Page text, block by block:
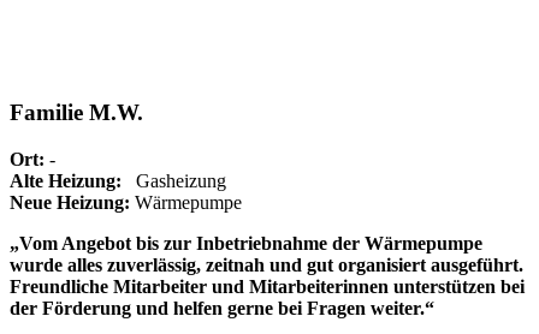
Familie M.W.
Ort: -
Alte Heizung: Gasheizung
Neue Heizung: Wärmepumpe
„Vom Angebot bis zur Inbetriebnahme der Wärmepumpe
wurde alles zuverlässig, zeitnah und gut organisiert ausgeführt.
Freundliche Mitarbeiter und Mitarbeiterinnen unterstützen bei
der Förderung und helfen gerne bei Fragen weiter.“